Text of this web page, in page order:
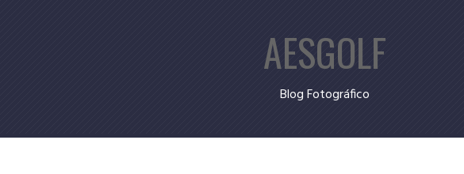
AESGOLF
Blog Fotográfico